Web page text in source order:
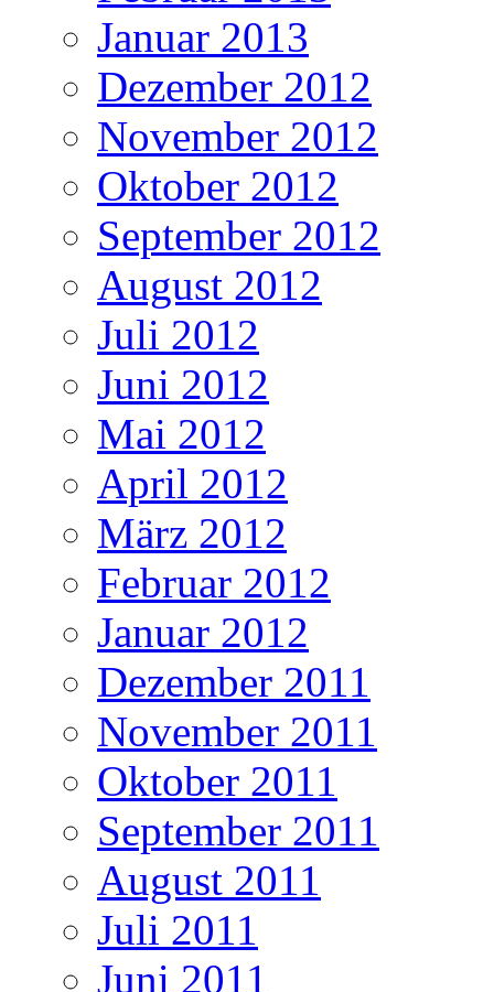
Januar 2013
Dezember 2012
November 2012
Oktober 2012
September 2012
August 2012
Juli 2012
Juni 2012
Mai 2012
April 2012
März 2012
Februar 2012
Januar 2012
Dezember 2011
November 2011
Oktober 2011
September 2011
August 2011
Juli 2011
Juni 2011